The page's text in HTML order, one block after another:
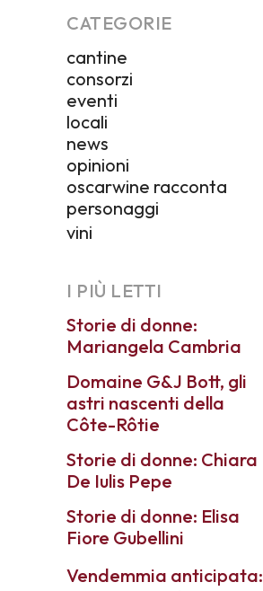
CATEGORIE
cantine
consorzi
eventi
locali
news
opinioni
oscarwine racconta
personaggi
vini
I PIÙ LETTI
Storie di donne:
Mariangela Cambria
Domaine G&J Bott, gli
astri nascenti della
Côte-Rôtie
Storie di donne: Chiara
De Iulis Pepe
Storie di donne: Elisa
Fiore Gubellini
Vendemmia anticipata: